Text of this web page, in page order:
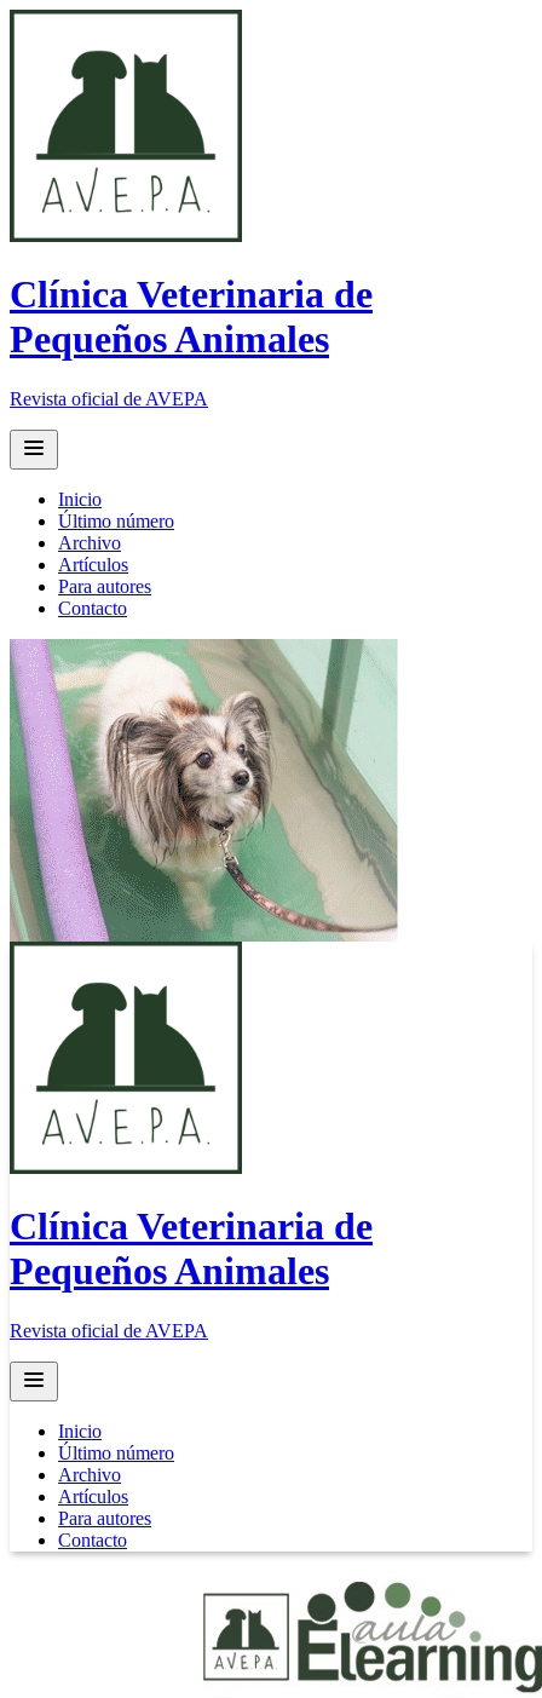
Clínica Veterinaria de
Pequeños Animales
Revista oficial de AVEPA
Open main menu
Inicio
Último número
Archivo
Artículos
Para autores
Contacto
Clínica Veterinaria de
Pequeños Animales
Revista oficial de AVEPA
Open main menu
Inicio
Último número
Archivo
Artículos
Para autores
Contacto